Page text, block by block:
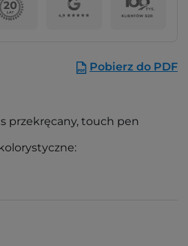
Pobierz do PDF
przekręcany, touch pen